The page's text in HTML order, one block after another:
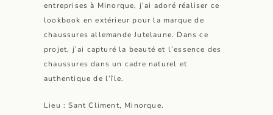
entreprises à Minorque, j’ai adoré réaliser ce
lookbook en extérieur pour la marque de
chaussures allemande Jutelaune. Dans ce
projet, j’ai capturé la beauté et l’essence des
chaussures dans un cadre naturel et
authentique de l’île.
Lieu : Sant Climent, Minorque.